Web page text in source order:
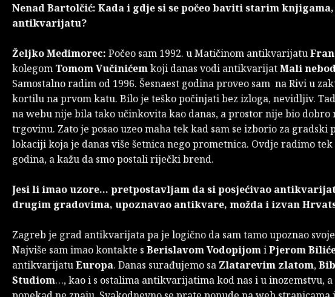
Nenad Bartolčić: Kada i gdje si se počeo baviti starim
antikvarijatu?
Željko Međimorec: Počeo sam 1992. u Matičinom antikvarijatu
kolegom Tomom Vučinićemkoji danas vodi antikvarijatMali
Samostalno radim od 1996. Šesnaest godina proveo sam na Rivi u
kortilu na prvom katu. Bilo je teško počinjati bez izloga, nevidljiv.
na webu nije bila tako učinkovita kao danas, a prostor nije bio dobro
trgovinu. Zato je posao uzeo maha tek kad sam se izborio za gradski
lokaciji koja je danas više šetnica nego prometnica. Ovdje radimo tek
godina, a kažu da smo postali riječki brend.
Jesi li imao uzore... pretpostavljam da si posjećivao
drugim gradovima, upoznavao antikvare, možda i izvan
Zagreb je grad antikvarijata pa je logično da sam tamo upoznao
Najviše sam imao kontakte s Berislavom VodopijomiPjerom
antikvarijatuEuropa. Danas surađujemo sa Zlatarevim zlatom,
Studiom…, kao i s ostalima antikvarijatima kod nas i u inozemstvu, a